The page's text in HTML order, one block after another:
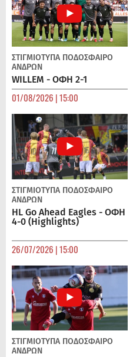
ΣΤΙΓΜΙΟΤΥΠΑ ΠΟΔΌΣΦΑΙΡΟ
ΑΝΔΡΏΝ
WILLEM - ΟΦΗ 2-1
01/08/2026 | 15:00
ΣΤΙΓΜΙΟΤΥΠΑ ΠΟΔΌΣΦΑΙΡΟ
ΑΝΔΡΏΝ
HL Go Ahead Eagles - ΟΦΗ
4-0 (Highlights)
26/07/2026 | 15:00
ΣΤΙΓΜΙΟΤΥΠΑ ΠΟΔΌΣΦΑΙΡΟ
ΑΝΔΡΏΝ